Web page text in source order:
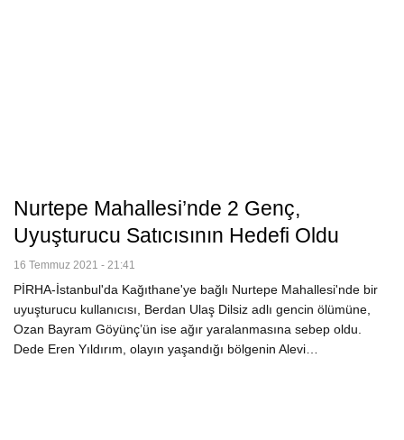
Nurtepe Mahallesi’nde 2 Genç,
Uyuşturucu Satıcısının Hedefi Oldu
16 Temmuz 2021 - 21:41
PİRHA-İstanbul'da Kağıthane'ye bağlı Nurtepe Mahallesi'nde bir
uyuşturucu kullanıcısı, Berdan Ulaş Dilsiz adlı gencin ölümüne,
Ozan Bayram Göyünç’ün ise ağır yaralanmasına sebep oldu.
Dede Eren Yıldırım, olayın yaşandığı bölgenin Alevi…